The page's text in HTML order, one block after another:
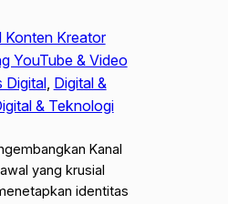
Konten Kreator
YouTube & Video
Digital, Digital &
& Teknologi
Kanal
yang krusial
identitas